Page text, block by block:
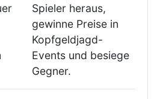
Spieler heraus,
gewinne Preise in
Kopfgeldjagd-
Events und besiege
Gegner.